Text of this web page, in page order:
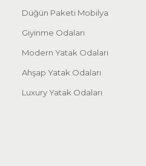
Düğün Paketi Mobilya
Giyinme Odaları
Modern Yatak Odaları
Ahşap Yatak Odaları
Luxury Yatak Odaları